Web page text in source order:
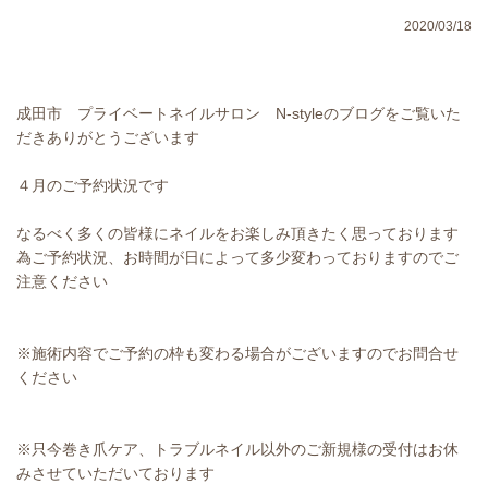
2020/03/18
成田市 プライベートネイルサロン N-styleのブログをご覧いた
だきありがとうございます
４月のご予約状況です
なるべく多くの皆様にネイルをお楽しみ頂きたく思っております
為ご予約状況、お時間が日によって多少変わっておりますのでご
注意ください
※施術内容でご予約の枠も変わる場合がございますのでお問合せ
ください
※只今巻き爪ケア、トラブルネイル以外のご新規様の受付はお休
みさせていただいております